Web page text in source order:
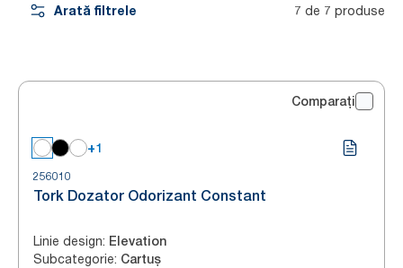
Arată filtrele 7 de 7 produse
Comparați
+1
256010
Tork Dozator Odorizant Constant
Linie design: Elevation
Subcategorie: Cartuș